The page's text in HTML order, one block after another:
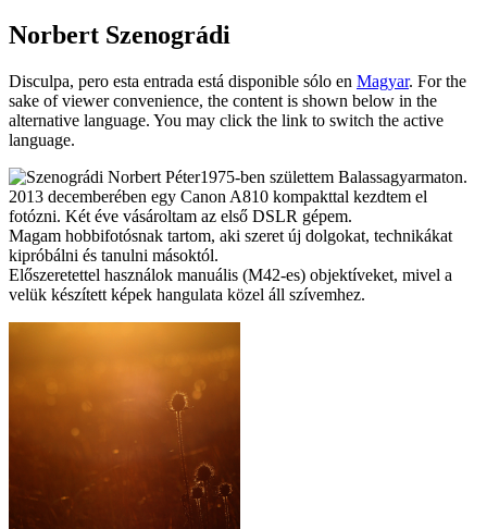
Norbert Szenográdi
Disculpa, pero esta entrada está disponible sólo en Magyar. For the
sake of viewer convenience, the content is shown below in the
alternative language. You may click the link to switch the active
language.
1975-ben születtem Balassagyarmaton.
2013 decemberében egy Canon A810 kompakttal kezdtem el
fotózni. Két éve vásároltam az első DSLR gépem.
Magam hobbifotósnak tartom, aki szeret új dolgokat, technikákat
kipróbálni és tanulni másoktól.
Előszeretettel használok manuális (M42-es) objektíveket, mivel a
velük készített képek hangulata közel áll szívemhez.